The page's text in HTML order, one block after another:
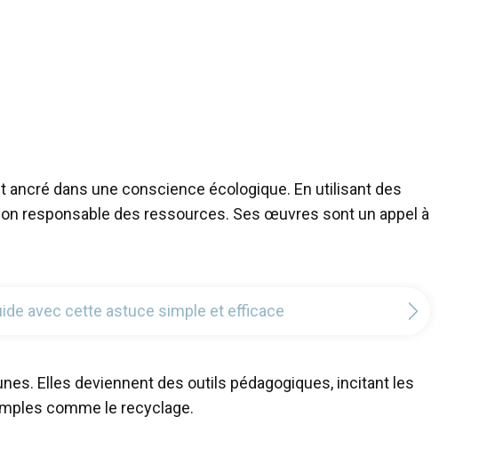
dans une conscience écologique. En utilisant des
responsable des ressources. Ses œuvres sont un appel à
avec cette astuce simple et efficace
Elles deviennent des outils pédagogiques, incitant les
comme le recyclage.